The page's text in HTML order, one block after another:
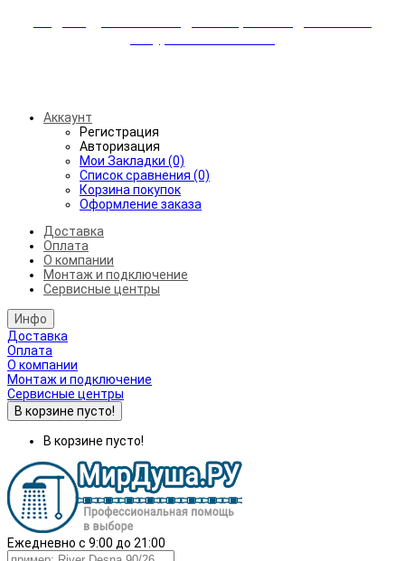
Аккаунт
Регистрация
Авторизация
Мои Закладки (0)
Список сравнения (0)
Корзина покупок
Оформление заказа
Доставка
Оплата
О компании
Монтаж и подключение
Сервисные центры
Инфо
Доставка
Оплата
О компании
Монтаж и подключение
Сервисные центры
В корзине пусто!
В корзине пусто!
Ежедневно с 9:00 до 21:00